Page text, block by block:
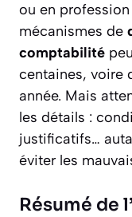
ou en
mécanismes de
comptabilité
centaines, voire
année. Mais
les détails :
justificatifs…
éviter les
Résumé de